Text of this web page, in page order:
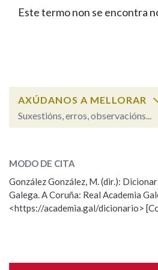
PORTAL
Facebook
TwitterYoutubeInstagram
Bluesky
BUSCAR NOS LEMAS
Remata por
BUSCAR NO CONTIDO
Nas definicións
Este termo non se encontra
AXÚDANOS A MELLORAR
Suxestións, erros, observacións...
Observación
Nome
MODO DE CITA
González González, M. (dir.):
Galega. A Coruña: Real Academia
<https://academia.gal/dicionario>